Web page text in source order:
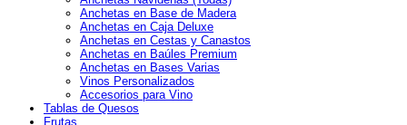
Anchetas en Base de Madera
Anchetas en Caja Deluxe
Anchetas en Cestas y Canastos
Anchetas en Baúles Premium
Anchetas en Bases Varias
Vinos Personalizados
Accesorios para Vino
Tablas de Quesos
Frutas